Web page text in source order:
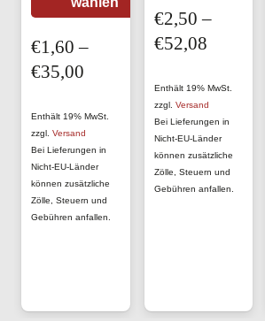
weist
mehrere
auf.
Die
Optionen
können
€1,60 –
€35,00
bis
€35,00
Enthält 19% MwSt.
zzgl.Versand
Bei Lieferungen in
Nicht-EU-Länder
können zusätzliche
Zölle, Steuern und
Gebühren anfallen.
€2,50 –
€52,08
bis
€52,08
Enthält 19% MwSt.
zzgl. Versand
Bei Lieferungen in
Nicht-EU-Länder
können zusätzliche
Zölle, Steuern und
Gebühren anfallen.